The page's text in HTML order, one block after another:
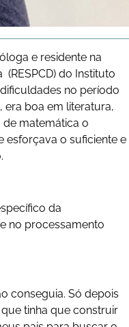
e residente na
do Instituto
no período
era boa em literatura,
de matemática o
esforçava o suficiente e
da
no processamento
conseguia. Só depois
tinha que construir